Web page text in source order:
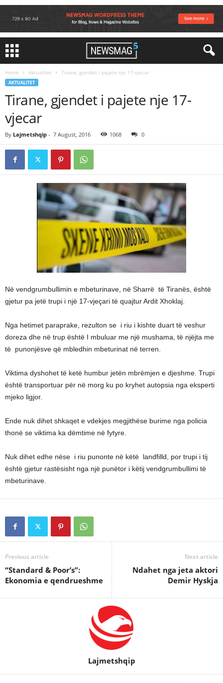
Home Aktualitet Tirane, gjendet i pajete nje 17-vjecar
AKTUALITET
Tirane, gjendet i pajete nje 17-
vjecar
By Lajmetshqip - 7 August, 2016 1068 0
Në vendgrumbullimin e mbeturinave, në Sharrë të Tiranës, është
gjetur pa jetë trupi i një 17-vjeçari të quajtur Ardit Xhoklaj.
Nga hetimet paraprake, rezulton se i riu i kishte duart të veshur
doreza dhe në trup është I mbuluar me një mushama, të njëjta me
të punonjësve që mbledhin mbeturinat në terren.
Viktima dyshohet të ketë humbur jetën mbrëmjen e djeshme. Trupi
është transportuar për në morg ku po kryhet autopsia nga eksperti
mjeko ligjor.
Ende nuk dihet shkaqet e vdekjes megjithëse burime nga policia
thonë se viktima ka dëmtime në fytyre.
Nuk dihet edhe nëse i riu punonte në këtë landfilld, por trupi i tij
është gjetur rastësisht nga një punëtor i këtij vendgrumbullimi të
mbeturinave.
Previous article
“Standard & Poor’s”:
Ekonomia e qendrueshme
Next article
Ndahet nga jeta aktori
Demir Hyskja
Lajmetshqip